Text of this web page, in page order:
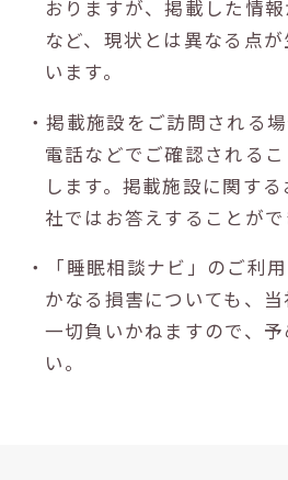
おりますが、掲載した情
など、現状とは異なる点
います。
・掲載施設をご訪問される
電話などでご確認される
します。掲載施設に関す
社ではお答えすることがで
・「睡眠相談ナビ」のご利
かなる損害についても、
一切負いかねますので、
い。